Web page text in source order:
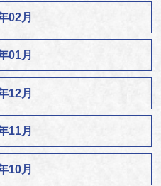
02月
01月
12月
11月
10月